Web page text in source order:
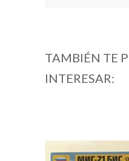
TAMBIÉN TE
INTERESAR: